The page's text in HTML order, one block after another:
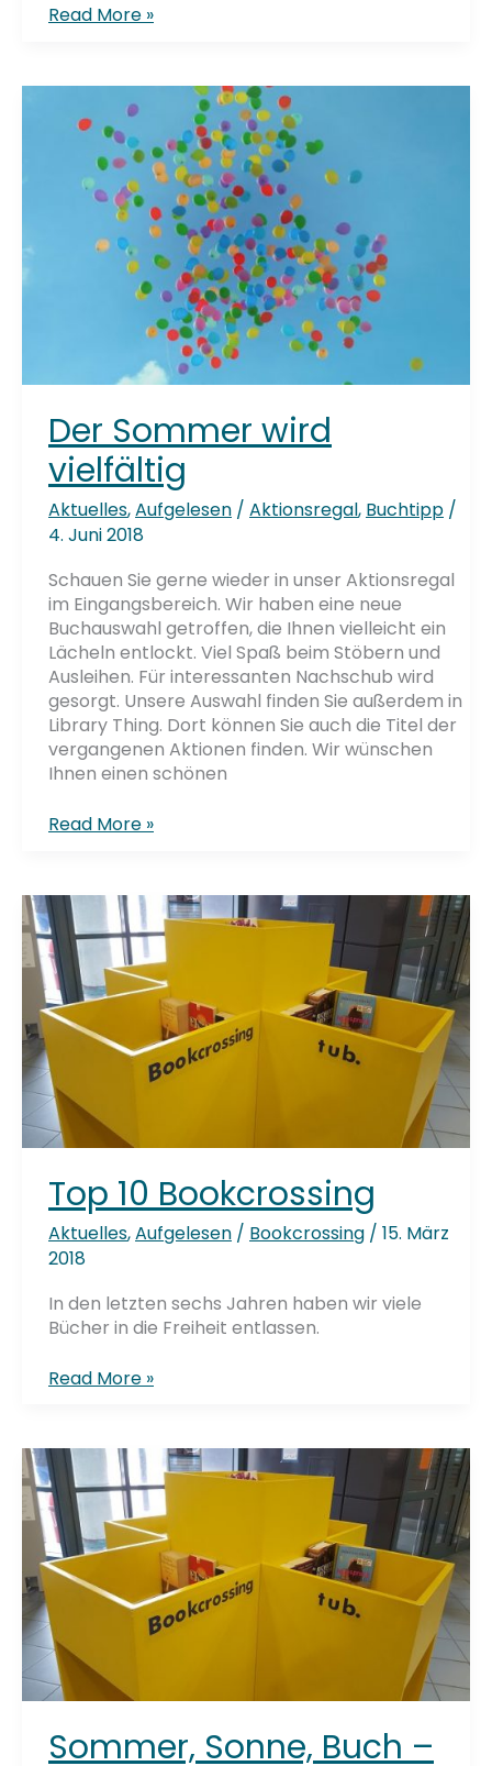
Maritime
Bookcrossing
Read More »
Der Sommer wird
vielfältig
Aktuelles,Aufgelesen / Aktionsregal, Buchtipp /
4. Juni 2018
Schauen Sie gerne wieder in unser Aktionsregal
im Eingangsbereich. Wir haben eine neue
Buchauswahl getroffen, die Ihnen vielleicht ein
Lächeln entlockt. Viel Spaß beim Stöbern und
Ausleihen. Für interessanten Nachschub wird
gesorgt. Unsere Auswahl finden Sie außerdem in
Library Thing. Dort können Sie auch die Titel der
vergangenen Aktionen finden. Wir wünschen
Ihnen einen schönen
Der
vielfältig
Read More »
Top 10 Bookcrossing
Aktuelles,Aufgelesen / Bookcrossing / 15. März
2018
In den letzten sechs Jahren haben wir viele
Bücher in die Freiheit entlassen.
Top
Read More »
Sommer, Sonne, Buch –